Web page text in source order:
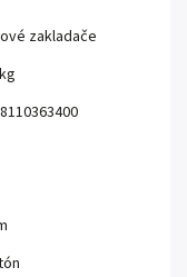
zakladače